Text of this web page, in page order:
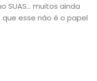
SUAS… muitos ainda
esse não é o papel